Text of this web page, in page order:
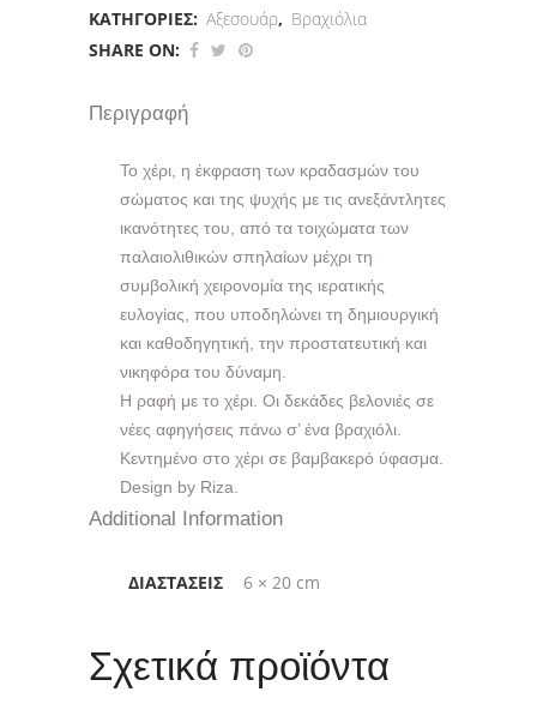
ΚΑΤΗΓΟΡΊΕΣ: Αξεσουάρ, Βραχιόλια
SHARE ON:
Περιγραφή
Το χέρι, η έκφραση των κραδασμών του
σώματος και της ψυχής με τις ανεξάντλητες
ικανότητες του, από τα τοιχώματα των
παλαιολιθικών σπηλαίων μέχρι τη
συμβολική χειρονομία της ιερατικής
ευλογίας, που υποδηλώνει τη δημιουργική
και καθοδηγητική, την προστατευτική και
νικηφόρα του δύναμη.
Η ραφή με το χέρι. Οι δεκάδες βελονιές σε
νέες αφηγήσεις πάνω σ’ ένα βραχιόλι.
Κεντημένο στο χέρι σε βαμβακερό ύφασμα.
Design by Riza.
Additional Information
ΔΙΑΣΤΆΣΕΙΣ 6 × 20 cm
Σχετικά προϊόντα